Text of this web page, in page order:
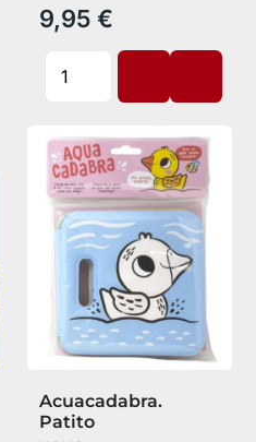
9,95 €
Acuacadabra.
Patito